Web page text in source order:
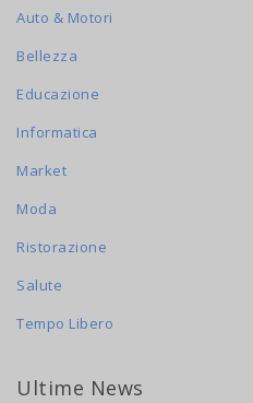
Auto & Motori
Bellezza
Educazione
Informatica
Market
Moda
Ristorazione
Salute
Tempo Libero
Ultime News